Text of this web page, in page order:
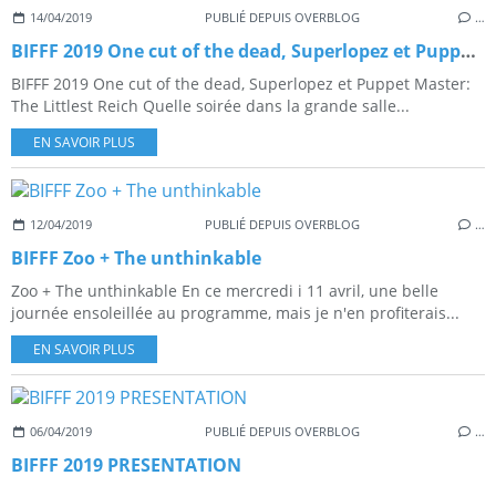
14/04/2019 PUBLIÉ DEPUIS OVERBLOG …
BIFFF 2019 One cut of the dead, Superlopez et Puppet Master: The Littlest Reich
BIFFF 2019 One cut of the dead, Superlopez et Puppet Master:
The Littlest Reich Quelle soirée dans la grande salle...
EN SAVOIR PLUS
12/04/2019 PUBLIÉ DEPUIS OVERBLOG …
BIFFF Zoo + The unthinkable
Zoo + The unthinkable En ce mercredi i 11 avril, une belle
journée ensoleillée au programme, mais je n'en profiterais...
EN SAVOIR PLUS
06/04/2019 PUBLIÉ DEPUIS OVERBLOG …
BIFFF 2019 PRESENTATION